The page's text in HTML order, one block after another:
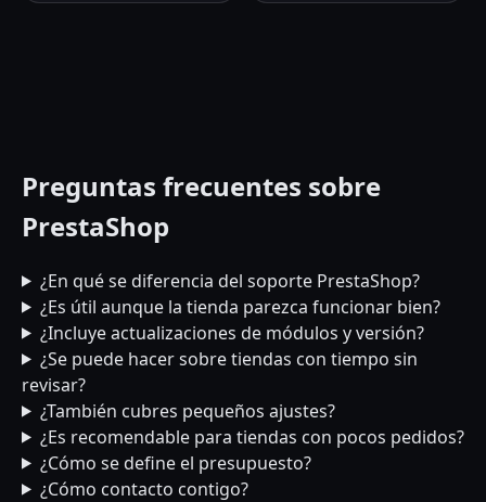
Preguntas frecuentes sobre
PrestaShop
¿En qué se diferencia del soporte PrestaShop?
¿Es útil aunque la tienda parezca funcionar bien?
¿Incluye actualizaciones de módulos y versión?
¿Se puede hacer sobre tiendas con tiempo sin
revisar?
¿También cubres pequeños ajustes?
¿Es recomendable para tiendas con pocos pedidos?
¿Cómo se define el presupuesto?
¿Cómo contacto contigo?